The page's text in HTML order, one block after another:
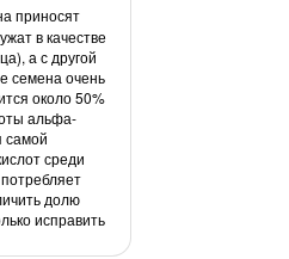
приносят
в качестве
а с другой
семена очень
около 50%
альфа-
самой
среди
долю
исправить